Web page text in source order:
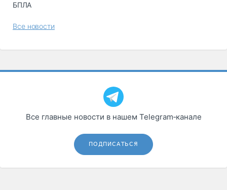
БПЛА
Все новости
Все главные новости в нашем Telegram‑канале
ПОДПИСАТЬСЯ